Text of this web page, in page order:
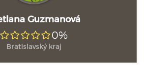
Guzmanová
0%
Bratislavský kraj